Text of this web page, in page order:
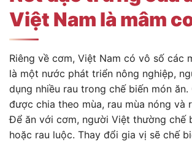
Việt Nam là mâm
Riêng về cơm, Việt Nam có vô số các
là một nước phát triển nông nghiệp,
dụng nhiều rau trong chế biến món ăn.
được chia theo mùa, rau mùa nóng và
Để ăn với cơm, người Việt thường chế
hoặc rau luộc. Thay đổi gia vị sẽ chế